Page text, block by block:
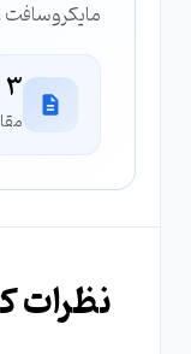
مایکروسافت
3
نظرات